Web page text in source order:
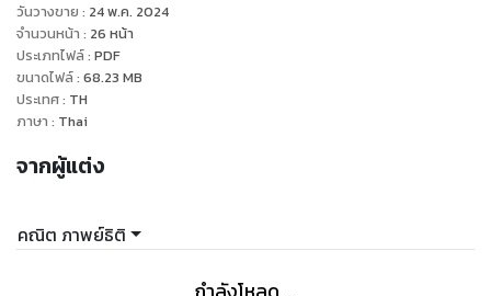
วันวางขาย : 24 พ.ค. 2024
จำนวนหน้า : 26 หน้า
ประเภทไฟล์: PDF
ขนาดไฟล์: 68.23 MB
ประเทศ: TH
ภาษา : Thai
จากผู้แต่ง
คณิต ภาพย์ธิติ